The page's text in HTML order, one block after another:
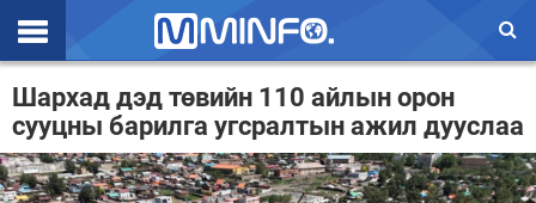
Эхлэл
Цаг агаар
Валют ханш
Шархад дэд төвийн 110 айлын орон
сууцны барилга угсралтын ажил дууслаа